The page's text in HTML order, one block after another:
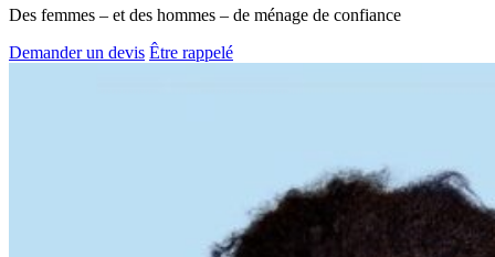
Des femmes – et des hommes – de ménage de confiance
Demander un devis Être rappelé